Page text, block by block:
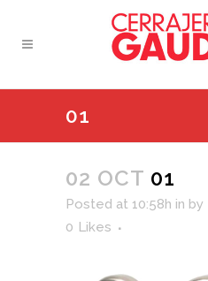
01
02 OCT 01
Posted at 10:58h in by
0 Likes